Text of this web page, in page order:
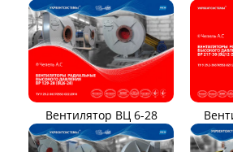
Вентилятор ВЦ 6-28